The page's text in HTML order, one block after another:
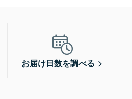
お届け日数を調べる